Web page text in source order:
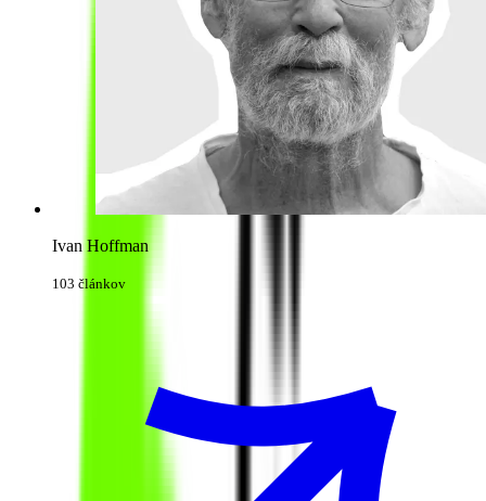
Ivan Hoffman
103 článkov